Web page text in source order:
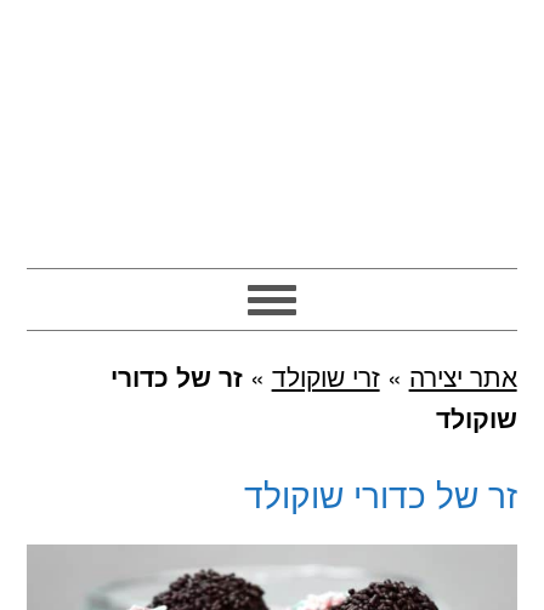
אתר יצירה »זרי שוקולד »זר של כדורי
שוקולד
זר של כדורי שוקולד